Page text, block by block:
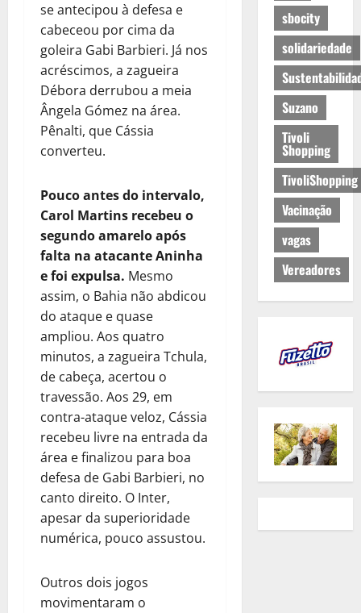
se antecipou à defesa e
cabeceou por cima da
goleira Gabi Barbieri. Já nos
acréscimos, a zagueira
Débora derrubou a meia
Ângela Gómez na área.
Pênalti, que Cássia
converteu.
Pouco antes do intervalo,
Carol Martins recebeu o
segundo amarelo após
falta na atacante Aninha
e foi expulsa. Mesmo
assim, o Bahia não abdicou
do ataque e quase
ampliou. Aos quatro
minutos, a zagueira Tchula,
de cabeça, acertou o
travessão. Aos 29, em
contra-ataque veloz, Cássia
recebeu livre na entrada da
área e finalizou para boa
defesa de Gabi Barbieri, no
canto direito. O Inter,
apesar da superioridade
numérica, pouco assustou.
Outros dois jogos
movimentaram o
sbocity
solidariedade
Suzano
Tivoli
Shopping
TivoliShopping
Vacinação
vagas
Vereadores